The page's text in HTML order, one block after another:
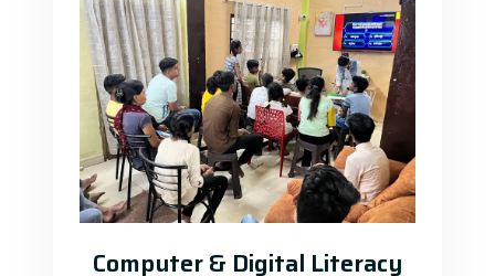
Computer & Digital Literacy